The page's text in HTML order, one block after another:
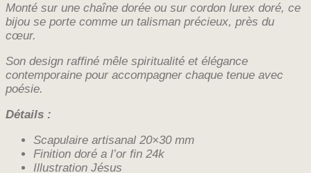
Monté sur une chaîne dorée ou sur cordon lurex doré, ce
bijou se porte comme un talisman précieux, près du
cœur.
Son design raffiné mêle spiritualité et élégance
contemporaine pour accompagner chaque tenue avec
poésie.
Détails :
Scapulaire artisanal 20×30 mm
Finition doré a l’or fin 24k
Illustration Jésus